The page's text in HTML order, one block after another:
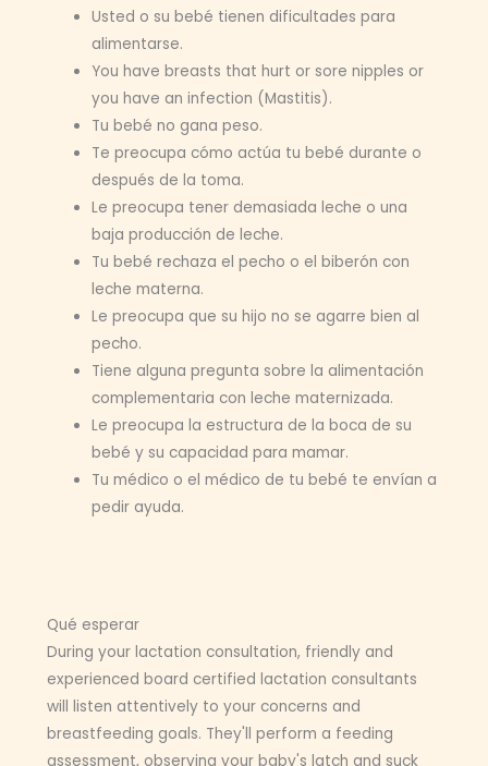
Usted o su bebé tienen dificultades para
alimentarse.
You have breasts that hurt or sore nipples or
you have an infection (Mastitis).
Tu bebé no gana peso.
Te preocupa cómo actúa tu bebé durante o
después de la toma.
Le preocupa tener demasiada leche o una
baja producción de leche.
Tu bebé rechaza el pecho o el biberón con
leche materna.
Le preocupa que su hijo no se agarre bien al
pecho.
Tiene alguna pregunta sobre la alimentación
complementaria con leche maternizada.
Le preocupa la estructura de la boca de su
bebé y su capacidad para mamar.
Tu médico o el médico de tu bebé te envían a
pedir ayuda.
Qué esperar
During your lactation consultation, friendly and
experienced board certified lactation consultants
will listen attentively to your concerns and
breastfeeding goals. They'll perform a feeding
assessment, observing your baby's latch and suck